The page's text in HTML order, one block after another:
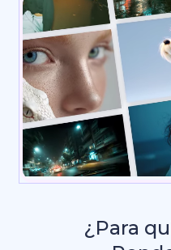
¿Para